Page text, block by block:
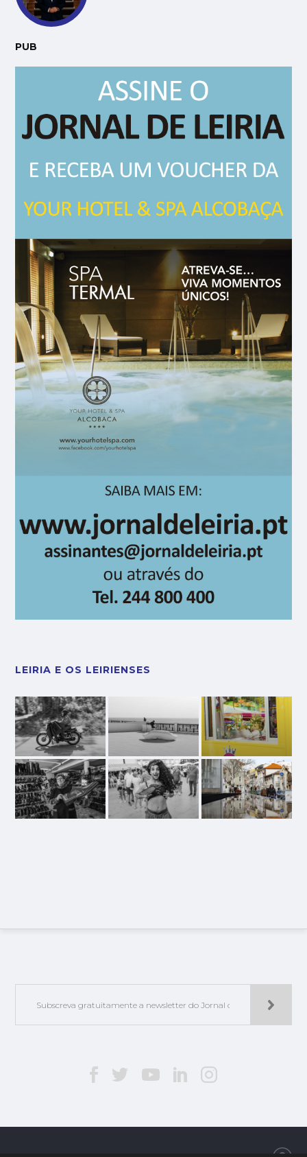
PUB
LEIRIA E OS LEIRIENSES